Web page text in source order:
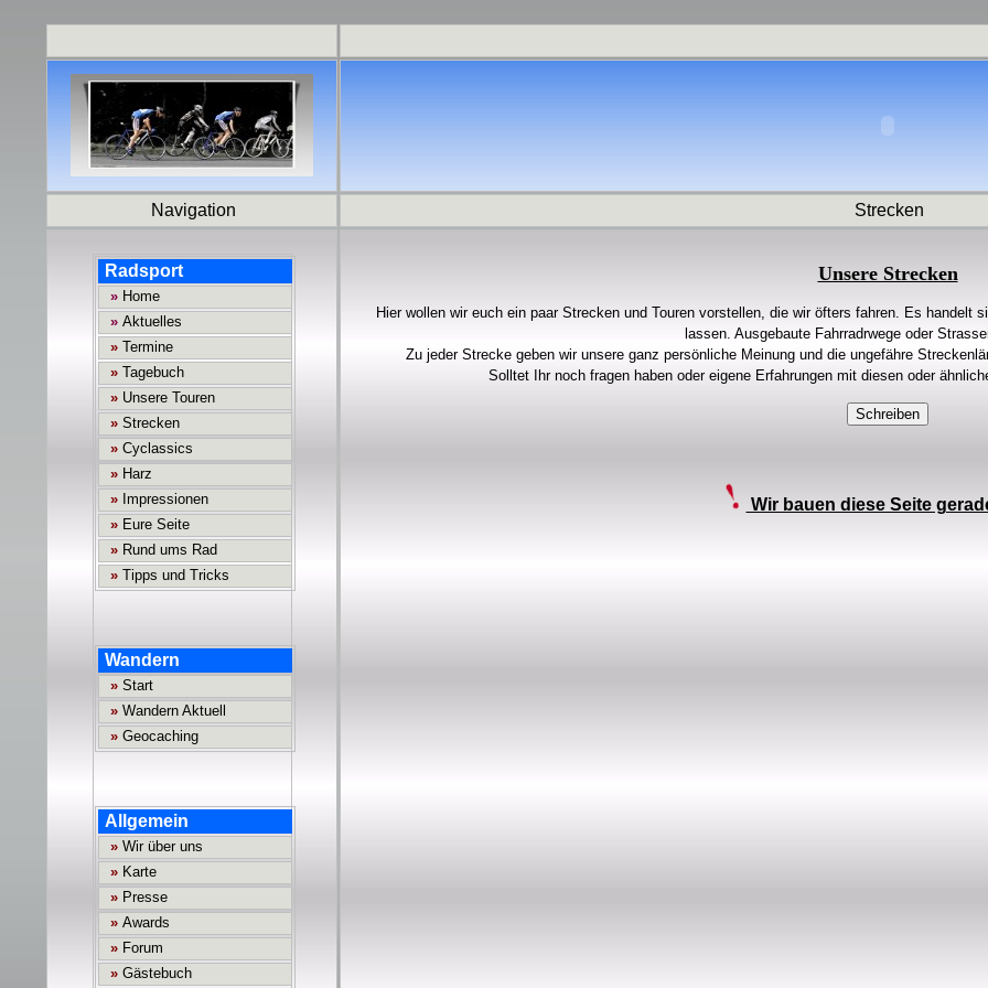
Navigation Strecken
Unsere Strecken
Hier wollen wir euch ein paar Strecken und Touren vorstellen, die wir öfters fahren. Es handelt
lassen. Ausgebaute Fahrradrwege oder
Zu jeder Strecke geben wir unsere ganz persönliche Meinung und die ungefähre
Solltet Ihr noch fragen haben oder eigene Erfahrungen mit diesen oder
Wir bauen diese Seite